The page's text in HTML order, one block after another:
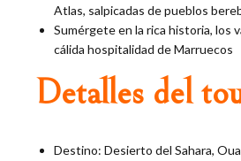
Atlas, salpicadas de pueblos
Sumérgete en la rica historia, los
cálida hospitalidad de Marruecos
Detalles del
Destino: Desierto del Sahara,